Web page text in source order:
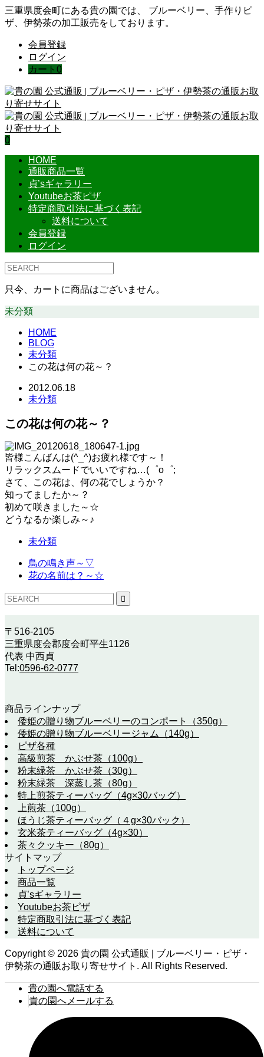
三重県度会町にある貴の園では、 ブルーベリー、手作りピ
ザ、伊勢茶の加工販売をしております。
会員登録
ログイン
カート 0
0
HOME
通販商品一覧
貞’sギャラリー
Youtubeお茶ピザ
特定商取引法に基づく表記
送料について
会員登録
ログイン
只今、カートに商品はございません。
未分類
HOME
BLOG
未分類
この花は何の花～？
2012.06.18
未分類
この花は何の花～？
皆様こんばんは(^_^)お疲れ様です～！
リラックスムードでいいですね…(゜o゜;
さて、この花は、何の花でしょうか？
知ってましたか～？
初めて咲きました～☆
どうなるか楽しみ～♪
未分類
鳥の鳴き声～▽
花の名前は？～☆
〒516-2105
三重県度会郡度会町平生1126
代表 中西貞
Tel:0596-62-0777
商品ラインナップ
倭姫の贈り物ブルーベリーのコンポート（350g）
倭姫の贈り物ブルーベリージャム（140g）
ピザ各種
高級煎茶 かぶせ茶（100g）
粉末緑茶 かぶせ茶（30g）
粉末緑茶 深蒸し茶（80g）
特上煎茶ティーバッグ（4g×30バッグ）
上煎茶（100g）
ほうじ茶ティーバッグ（４g×30バック）
玄米茶ティーバッグ（4g×30）
茶々クッキー（80g）
サイトマップ
トップページ
商品一覧
貞’sギャラリー
Youtubeお茶ピザ
特定商取引法に基づく表記
送料について
Copyright © 2026 貴の園 公式通販 | ブルーベリー・ピザ・
伊勢茶の通販お取り寄せサイト. All Rights Reserved.
貴の園へ電話する
貴の園へメールする